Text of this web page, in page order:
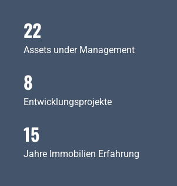
22
Assets under Management
8
Entwicklungsprojekte
15
Jahre Immobilien Erfahrung